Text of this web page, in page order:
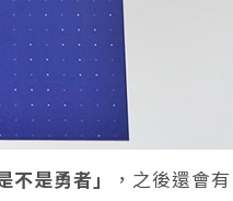
不是勇者」
，之後還會有